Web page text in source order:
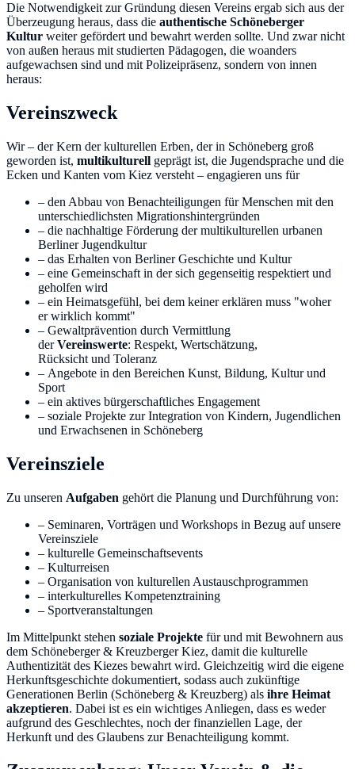
Die Notwendigkeit zur Gründung diesen Vereins ergab sich aus der
Überzeugung heraus, dass die authentische Schöneberger
Kultur weiter gefördert und bewahrt werden sollte. Und zwar nicht
von außen heraus mit studierten Pädagogen, die woanders
aufgewachsen sind und mit Polizeipräsenz, sondern von innen
heraus:
Vereinszweck
Wir – der Kern der kulturellen Erben, der in Schöneberg groß
geworden ist, multikulturell geprägt ist, die Jugendsprache und die
Ecken und Kanten vom Kiez versteht – engagieren uns für
– den Abbau von Benachteiligungen für Menschen mit den
unterschiedlichsten Migrationshintergründen
– die nachhaltige Förderung der multikulturellen urbanen
Berliner Jugendkultur
– das Erhalten von Berliner Geschichte und Kultur
– eine Gemeinschaft in der sich gegenseitig respektiert und
geholfen wird
– ein Heimatsgefühl, bei dem keiner erklären muss "woher
er wirklich kommt"
– Gewaltprävention durch Vermittlung
derVereinswerte: Respekt, Wertschätzung,
Rücksicht und Toleranz
– Angebote in den Bereichen Kunst, Bildung, Kultur und
Sport
– ein aktives bürgerschaftliches Engagement
– soziale Projekte zur Integration von Kindern, Jugendlichen
und Erwachsenen in Schöneberg
Vereinsziele
Zu unseren Aufgaben gehört die Planung und Durchführung von:
– Seminaren, Vorträgen und Workshops in Bezug auf unsere
Vereinsziele
– kulturelle Gemeinschaftsevents
– Kulturreisen
– Organisation von kulturellen Austauschprogrammen
– interkulturelles Kompetenztraining
– Sportveranstaltungen
Im Mittelpunkt stehen soziale Projekte für und mit Bewohnern aus
dem Schöneberger & Kreuzberger Kiez, damit die kulturelle
Authentizität des Kiezes bewahrt wird. Gleichzeitig wird die eigene
Herkunftsgeschichte dokumentiert, sodass auch zukünftige
Generationen Berlin (Schöneberg & Kreuzberg) als ihre Heimat
akzeptieren. Dabei ist es ein wichtiges Anliegen, dass es weder
aufgrund des Geschlechtes, noch der finanziellen Lage, der
Herkunft und des Glaubens zur Benachteiligung kommt.